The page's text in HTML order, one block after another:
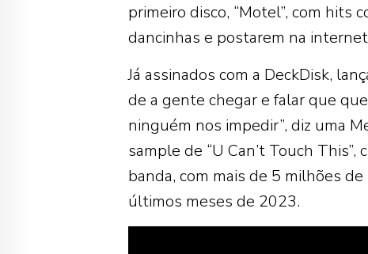
primeiro disco, “Motel”, com hits
dancinhas e postarem na
Já assinados com a DeckDisk,
de a gente chegar e falar que
ninguém nos impedir”, diz uma
sample de “U Can’t Touch This”,
banda, com mais de 5 milhões
últimos meses de 2023.